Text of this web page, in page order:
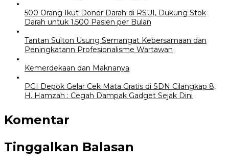
500 Orang Ikut Donor Darah di RSUI, Dukung Stok
Darah untuk 1.500 Pasien per Bulan
‎Tantan Sulton Usung Semangat Kebersamaan dan
Peningkatann Profesionalisme Wartawan
Kemerdekaan dan Maknanya
PGI Depok Gelar Cek Mata Gratis di SDN Cilangkap 8,
H. Hamzah : Cegah Dampak Gadget Sejak Dini
Komentar
Tinggalkan Balasan